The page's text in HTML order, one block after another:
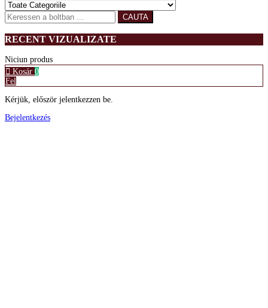
CAUTA
RECENT VIZUALIZATE
Niciun produs
Kosár 0
Fel
Kérjük, először jelentkezzen be.
Bejelentkezés